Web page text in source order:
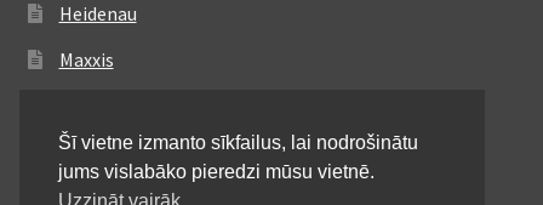
Heidenau
Maxxis
Michelin
Mitas
Šī vietne izmanto sīkfailus, lai nodrošinātu
jums vislabāko pieredzi mūsu vietnē.
Uzzināt vairāk